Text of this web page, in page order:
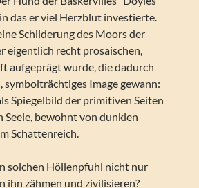
das er viel Herzblut investierte.
Schilderung des Moors der
eigentlich recht prosaischen,
aufgeprägt wurde, die dadurch
symbolträchtiges Image gewann:
Spiegelbild der primitiven Seiten
Seele, bewohnt von dunklen
Schattenreich.
solchen Höllenpfuhl nicht nur
ihn zähmen und zivilisieren?